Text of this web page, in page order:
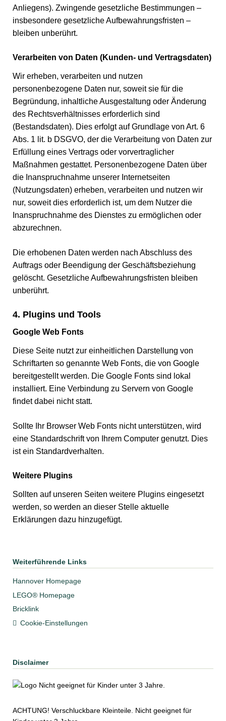
Anliegens). Zwingende gesetzliche Bestimmungen –
insbesondere gesetzliche Aufbewahrungsfristen –
bleiben unberührt.
Verarbeiten von Daten (Kunden- und Vertragsdaten)
Wir erheben, verarbeiten und nutzen
personenbezogene Daten nur, soweit sie für die
Begründung, inhaltliche Ausgestaltung oder Änderung
des Rechtsverhältnisses erforderlich sind
(Bestandsdaten). Dies erfolgt auf Grundlage von Art. 6
Abs. 1 lit. b DSGVO, der die Verarbeitung von Daten zur
Erfüllung eines Vertrags oder vorvertraglicher
Maßnahmen gestattet. Personenbezogene Daten über
die Inanspruchnahme unserer Internetseiten
(Nutzungsdaten) erheben, verarbeiten und nutzen wir
nur, soweit dies erforderlich ist, um dem Nutzer die
Inanspruchnahme des Dienstes zu ermöglichen oder
abzurechnen.
Die erhobenen Daten werden nach Abschluss des
Auftrags oder Beendigung der Geschäftsbeziehung
gelöscht. Gesetzliche Aufbewahrungsfristen bleiben
unberührt.
4. Plugins und Tools
Google Web Fonts
Diese Seite nutzt zur einheitlichen Darstellung von
Schriftarten so genannte Web Fonts, die von Google
bereitgestellt werden. Die Google Fonts sind lokal
installiert. Eine Verbindung zu Servern von Google
findet dabei nicht statt.
Sollte Ihr Browser Web Fonts nicht unterstützen, wird
eine Standardschrift von Ihrem Computer genutzt. Dies
ist ein Standardverhalten.
Weitere Plugins
Sollten auf unseren Seiten weitere Plugins eingesetzt
werden, so werden an dieser Stelle aktuelle
Erklärungen dazu hinzugefügt.
Weiterführende Links
Hannover Homepage
LEGO® Homepage
Bricklink
Cookie-Einstellungen
Disclaimer
ACHTUNG! Ver­schluck­bare Klein­teile. Nicht ge­eig­net für